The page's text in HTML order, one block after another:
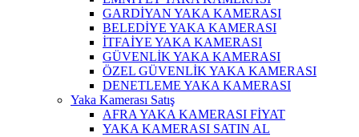
GARDİYAN YAKA KAMERASI
BELEDİYE YAKA KAMERASI
İTFAİYE YAKA KAMERASI
GÜVENLİK YAKA KAMERASI
ÖZEL GÜVENLİK YAKA KAMERASI
DENETLEME YAKA KAMERASI
Yaka Kamerası Satış
AFRA YAKA KAMERASI FİYAT
YAKA KAMERASI SATIN AL